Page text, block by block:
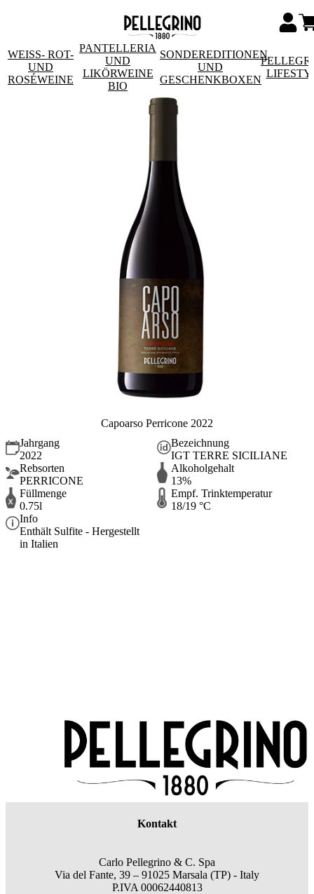
WEISS- ROT- U
ND R
OSÉWEINE
PANTELLERIA
UND
LIKÖRWEINE
BIO
SONDEREDITIONEN
UND
GESCHENKBOXEN
Capoarso Perricone 2022
Jahrgang
2022
Bezeichnung
IGT TERRE SICILIANE
Rebsorten
PERRICONE
Alkoholgehalt
13%
Füllmenge
0.75l
Empf. Trinktemperatur
18/19 °C
Info
Enthält Sulfite - Hergestellt
in Italien
Kontakt
Carlo Pellegrino & C. Spa
Via del Fante, 39 – 91025 Marsala (TP) - Italy
P.IVA 00062440813